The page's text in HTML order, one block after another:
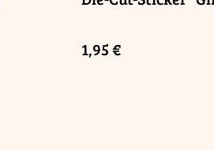
1,95 €